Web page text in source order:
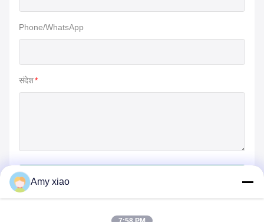
Phone/WhatsApp
संदेश*
Amy xiao